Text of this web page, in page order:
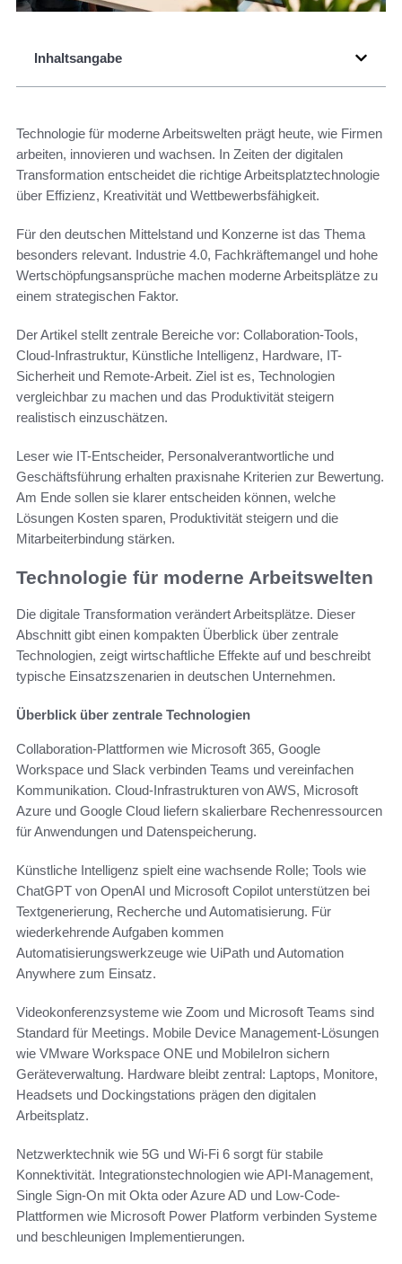
Inhaltsangabe
Technologie für moderne Arbeitswelten prägt heute, wie Firmen
arbeiten, innovieren und wachsen. In Zeiten der digitalen
Transformation entscheidet die richtige Arbeitsplatztechnologie
über Effizienz, Kreativität und Wettbewerbsfähigkeit.
Für den deutschen Mittelstand und Konzerne ist das Thema
besonders relevant. Industrie 4.0, Fachkräftemangel und hohe
Wertschöpfungsansprüche machen moderne Arbeitsplätze zu
einem strategischen Faktor.
Der Artikel stellt zentrale Bereiche vor: Collaboration-Tools,
Cloud-Infrastruktur, Künstliche Intelligenz, Hardware, IT-
Sicherheit und Remote-Arbeit. Ziel ist es, Technologien
vergleichbar zu machen und das Produktivität steigern
realistisch einzuschätzen.
Leser wie IT-Entscheider, Personalverantwortliche und
Geschäftsführung erhalten praxisnahe Kriterien zur Bewertung.
Am Ende sollen sie klarer entscheiden können, welche
Lösungen Kosten sparen, Produktivität steigern und die
Mitarbeiterbindung stärken.
Technologie für moderne Arbeitswelten
Die digitale Transformation verändert Arbeitsplätze. Dieser
Abschnitt gibt einen kompakten Überblick über zentrale
Technologien, zeigt wirtschaftliche Effekte auf und beschreibt
typische Einsatzszenarien in deutschen Unternehmen.
Überblick über zentrale Technologien
Collaboration-Plattformen wie Microsoft 365, Google
Workspace und Slack verbinden Teams und vereinfachen
Kommunikation. Cloud-Infrastrukturen von AWS, Microsoft
Azure und Google Cloud liefern skalierbare Rechenressourcen
für Anwendungen und Datenspeicherung.
Künstliche Intelligenz spielt eine wachsende Rolle; Tools wie
ChatGPT von OpenAI und Microsoft Copilot unterstützen bei
Textgenerierung, Recherche und Automatisierung. Für
wiederkehrende Aufgaben kommen
Automatisierungswerkzeuge wie UiPath und Automation
Anywhere zum Einsatz.
Videokonferenzsysteme wie Zoom und Microsoft Teams sind
Standard für Meetings. Mobile Device Management-Lösungen
wie VMware Workspace ONE und MobileIron sichern
Geräteverwaltung. Hardware bleibt zentral: Laptops, Monitore,
Headsets und Dockingstations prägen den digitalen
Arbeitsplatz.
Netzwerktechnik wie 5G und Wi‑Fi 6 sorgt für stabile
Konnektivität. Integrationstechnologien wie API-Management,
Single Sign-On mit Okta oder Azure AD und Low-Code-
Plattformen wie Microsoft Power Platform verbinden Systeme
und beschleunigen Implementierungen.